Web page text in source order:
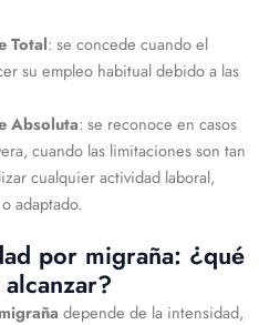
Total: se concede cuando el
su empleo habitual debido a las
Absoluta: se reconoce en casos
cuando las limitaciones son tan
cualquier actividad laboral,
adaptado.
por migraña: ¿qué
depende de la intensidad,